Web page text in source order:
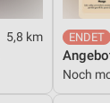
5,8 km
Noch